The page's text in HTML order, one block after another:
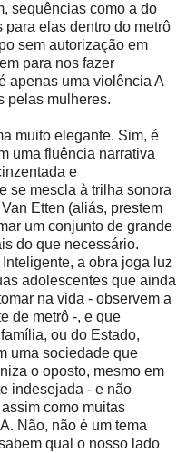
sequências como a do
para elas dentro do metrô
sem autorização em
para nos fazer
apenas uma violência A
pelas mulheres.
muito elegante. Sim, é
uma fluência narrativa
e
se mescla à trilha sonora
Etten (aliás, prestem
um conjunto de grande
do que necessário.
a obra joga luz
adolescentes que ainda
na vida - observem a
de metrô -, e que
ou do Estado,
uma sociedade que
o oposto, mesmo em
indesejada - e não
como muitas
Não, não é um tema
qual o nosso lado